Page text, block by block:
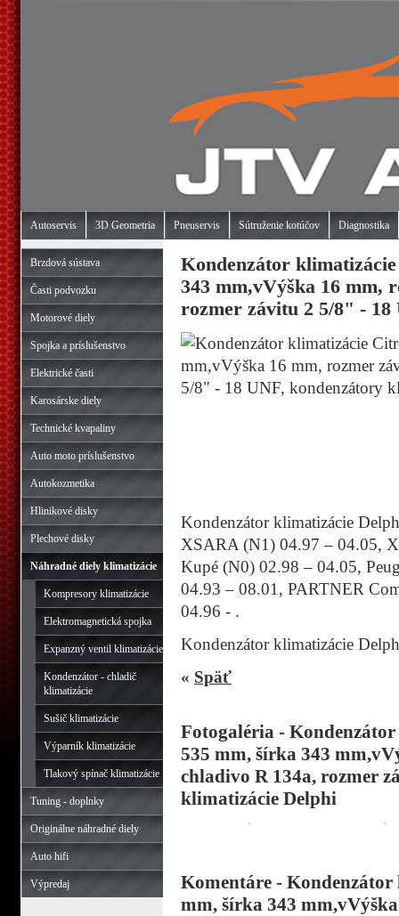
Autoservis 3D Geometria Pneuservis Sútruženie kotúčov Diagnostika
Brzdová sústava
Časti podvozku
Motorové diely
Spojka a príslušenstvo
Elektrické časti
Karosárske diely
Technické kvapaliny
Auto moto príslušenstvo
Autokozmetika
Hlinikové disky
Plechové disky
Náhradné diely klimatizácie
Kompresory klimatizácie
Elektromagnetická spojka
Expanzný ventil klimatizácie
Kondenzátor - chladič
klimatizácie
Sušič klimatizácie
Výparník klimatizácie
Tlakový spínač klimatizácie
Tuning - doplnky
Originálne náhradné diely
Auto hifi
Výpredaj
Kondenzátor
343 mm,vVýška 16 mm,
rozmer závitu 2 5/8" -
Kondenzátor klimatizácie
XSARA (N1) 04.97 – 04.05,
Kupé (N0) 02.98 – 04.05,
04.93 – 08.01, PARTNER
04.96 - .
Kondenzátor klimatizácie
« Späť
Fotogaléria -
535 mm, šírka 343
chladivo R 134a, rozmer
klimatizácie Delphi
Komentáre - Kondenzátor
mm, šírka 343